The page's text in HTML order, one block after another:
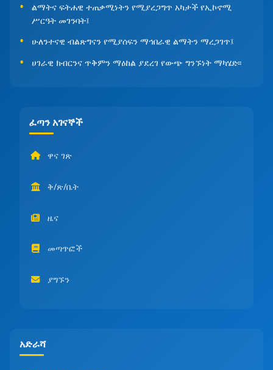
ልማትና ፍትሐዊ ተጠቃሚነትን የሚያረጋግጥ አካታች የኢኮኖሚ
ሥርዓት መገንባት፤
ሁለንተናዊ ብልጽግናን የሚያሰፍን ማኅበራዊ ልማትን ማረጋገጥ፤
ሀገራዊ ክብርንና ጥቅምን ማዕከል ያደረገ የውጭ ግንኙነት ማካሄድ፡፡
ፈጣን አገናኞች
ዋና ገጽ
ቅ/ጽ/ቤት
ዜና
መጣጥፎች
ያግኙን
አድራሻ